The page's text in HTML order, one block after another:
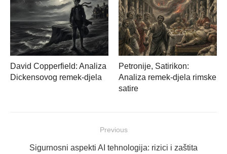
David Copperfield: Analiza
Dickensovog remek-djela
Petronije, Satirikon:
Analiza remek-djela rimske
satire
objava
Previous
Previous
Sigurnosni aspekti AI tehnologija: rizici i zaštita